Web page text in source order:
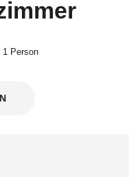
1 Person